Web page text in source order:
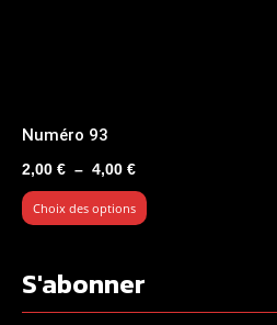
Numéro 93
2,00 € – 4,00 €Plage
de
prix :
4,00 €
Choix des options
S'abonner